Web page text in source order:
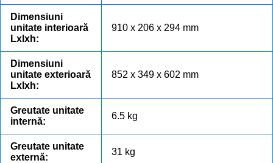
Dimensiuni
unitate interioară
Lxlxh:
910 x 206 x 294 mm
Dimensiuni
unitate exterioară
Lxlxh:
852 x 349 x 602 mm
Greutate unitate
internă:
6.5 kg
Greutate unitate
externă:
31 kg